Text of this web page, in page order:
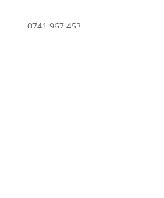
0741.967.453